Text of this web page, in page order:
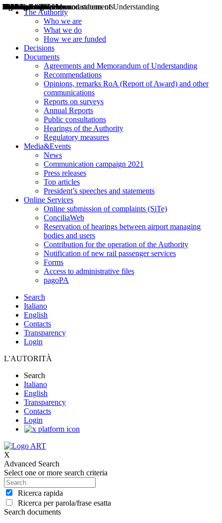
The Authority
Who we are
What we do
How we are funded
Decisions
Documents
Agreements and Memorandum of Understanding
Recommendations
Opinions, remarks RoA (Report of Award) and other
communications
Reports on surveys
Annual Reports
Public consultations
Hearings of the Authority
Regulatory measures
Media&Events
News
Communication campaign 2021
Press releases
Top articles
President’s speeches and statements
Online Services
Online submission of complaints (SiTe)
ConciliaWeb
Reservation of hearings between airport managing
bodies and users
Contribution for the operation of the Authority
Notification of new rail passenger services
Forms
Access to administrative files
pagoPA
Search
Italiano
English
Contacts
Transparency
Login
L'AUTORITÀ
Search
Italiano
English
Transparency
Contacts
Login
X
Advanced Search
Select one or more search criteria
Ricerca rapida
Ricerca per parola/frase esatta
Search documents
Decisions
Opinions
Public consultations
Hearings
Recommendations
Agreements and Memorandums of Understanding
Relazioni annuali
Misure di regolazione
News
Press Releases
Bollettini ART
Convegni ART
President’s interviews
Top articles
President’s speeches and statements
2004
2005
2010
2013
2014
2015
2016
2017
2018
2019
202
2020
2021
2022
2023
2024
2025
2026
Aereo
Marittimo
Terrestre